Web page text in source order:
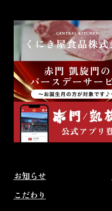
お知らせ
こだわり